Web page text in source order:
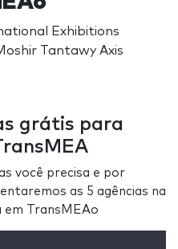
Exhibitions
Tantawy Axis
grátis para
você precisa e por
as 5 agências na
em TransMEAo